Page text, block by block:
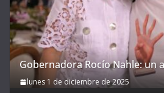
Gobernadora Rocío Nahle: un
lunes 1 de diciembre de 2025